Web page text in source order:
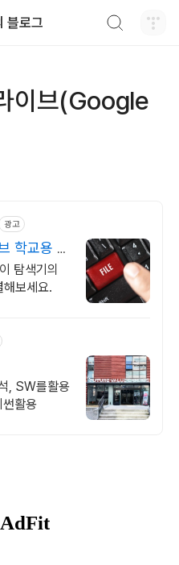
블로그
이브(Google
광고
학교용 무
탐색기의
해보세요.
, SW를활용
활용